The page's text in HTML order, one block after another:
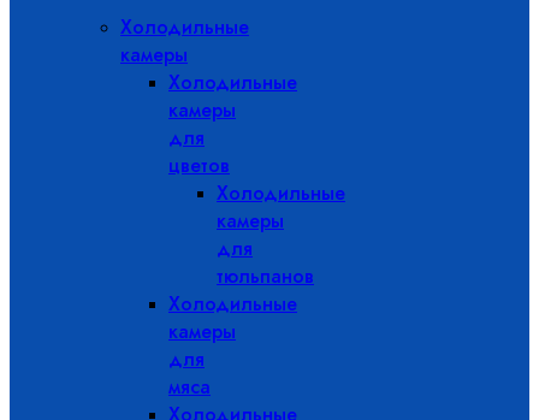
Холодильные
камеры
Холодильные
камеры
для
цветов
Холодильные
камеры
для
тюльпанов
Холодильные
камеры
для
мяса